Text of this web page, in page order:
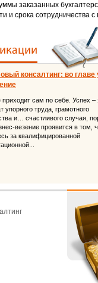
заказанных
и срока сотрудничества с
консалтинг: во главе
приходит сам по себе. Успех –
упорного труда, грамотного
и… счастливого случая,
везение проявится в том,
за квалифицированной